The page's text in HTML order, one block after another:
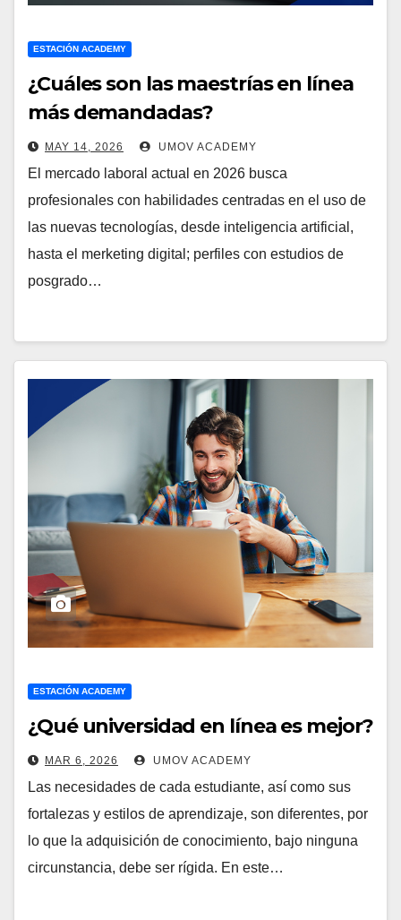
ESTACIÓN ACADEMY
¿Cuáles son las maestrías en línea
más demandadas?
MAY 14, 2026 UMOV ACADEMY
El mercado laboral actual en 2026 busca
profesionales con habilidades centradas en el uso de
las nuevas tecnologías, desde inteligencia artificial,
hasta el merketing digital; perfiles con estudios de
posgrado…
ESTACIÓN ACADEMY
¿Qué universidad en línea es mejor?
MAR 6, 2026 UMOV ACADEMY
Las necesidades de cada estudiante, así como sus
fortalezas y estilos de aprendizaje, son diferentes, por
lo que la adquisición de conocimiento, bajo ninguna
circunstancia, debe ser rígida. En este…